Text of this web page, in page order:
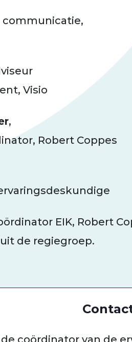
communicatie,
Visio
,
Robert Coppes
EIK, Robert
de regiegroep.
coördinator van de